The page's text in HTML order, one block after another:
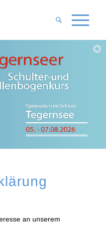
an unserem